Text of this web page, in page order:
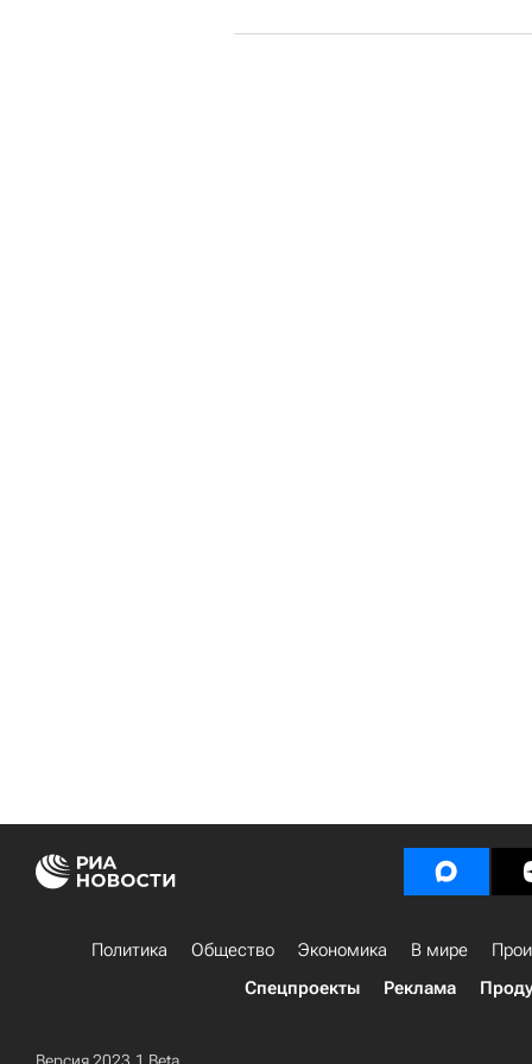
Политика Общество Экономика В мире
Спецпроекты
Реклама